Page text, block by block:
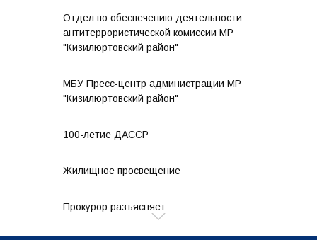
Отдел по обеспечению деятельности
антитеррористической комиссии МР
"Кизилюртовский район"
МБУ Пресс-центр администрации МР
"Кизилюртовский район"
100-летие ДАССР
Жилищное просвещение
Прокурор разъясняет